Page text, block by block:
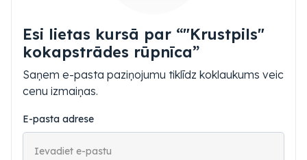
Esi lietas kursā par “"Krustpils"
kokapstrādes rūpnīca”
Saņem e-pasta paziņojumu tiklīdz koklaukums veic
cenu izmaiņas.
E-pasta adrese